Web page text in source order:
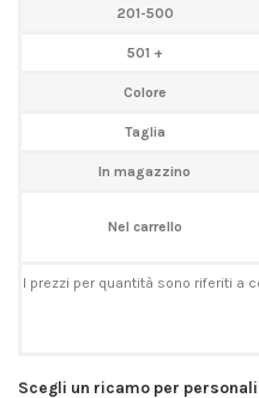
201-500
501 +
Colore
Taglia
In magazzino
Nel carrello
I prezzi per quantità sono riferiti a
Scegli un ricamo per